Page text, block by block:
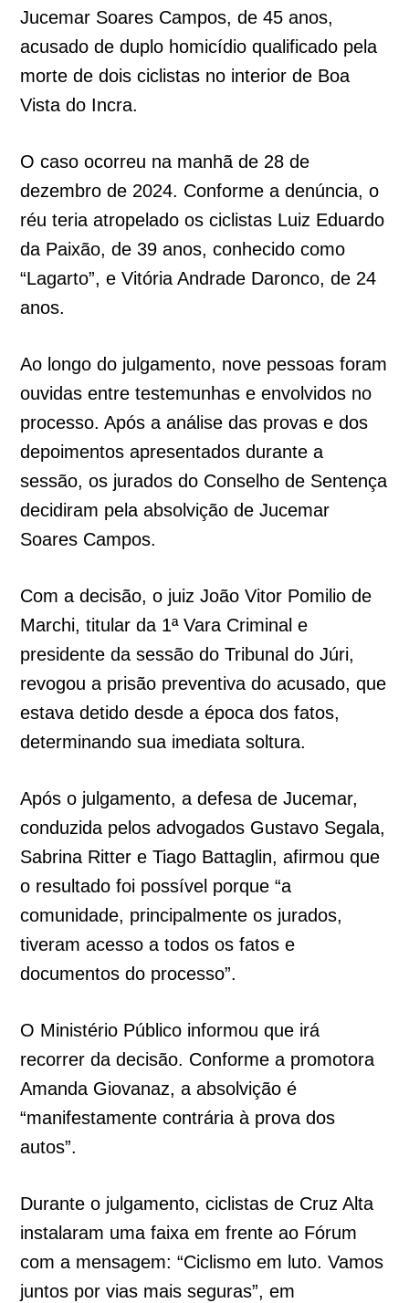
Jucemar Soares Campos, de 45 anos,
acusado de duplo homicídio qualificado pela
morte de dois ciclistas no interior de Boa
Vista do Incra.
O caso ocorreu na manhã de 28 de
dezembro de 2024. Conforme a denúncia, o
réu teria atropelado os ciclistas Luiz Eduardo
da Paixão, de 39 anos, conhecido como
“Lagarto”, e Vitória Andrade Daronco, de 24
anos.
Ao longo do julgamento, nove pessoas foram
ouvidas entre testemunhas e envolvidos no
processo. Após a análise das provas e dos
depoimentos apresentados durante a
sessão, os jurados do Conselho de Sentença
decidiram pela absolvição de Jucemar
Soares Campos.
Com a decisão, o juiz João Vitor Pomilio de
Marchi, titular da 1ª Vara Criminal e
presidente da sessão do Tribunal do Júri,
revogou a prisão preventiva do acusado, que
estava detido desde a época dos fatos,
determinando sua imediata soltura.
Após o julgamento, a defesa de Jucemar,
conduzida pelos advogados Gustavo Segala,
Sabrina Ritter e Tiago Battaglin, afirmou que
o resultado foi possível porque “a
comunidade, principalmente os jurados,
tiveram acesso a todos os fatos e
documentos do processo”.
O Ministério Público informou que irá
recorrer da decisão. Conforme a promotora
Amanda Giovanaz, a absolvição é
“manifestamente contrária à prova dos
autos”.
Durante o julgamento, ciclistas de Cruz Alta
instalaram uma faixa em frente ao Fórum
com a mensagem: “Ciclismo em luto. Vamos
juntos por vias mais seguras”, em